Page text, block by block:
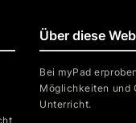
Über diese
Bei myPad
Möglichkeiten und
Unterricht.